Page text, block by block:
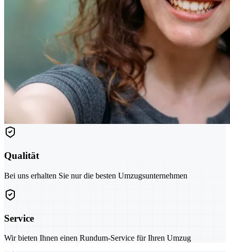
Qualität
Bei uns erhalten Sie nur die besten Umzugsunternehmen
Service
Wir bieten Ihnen einen Rundum-Service für Ihren Umzug